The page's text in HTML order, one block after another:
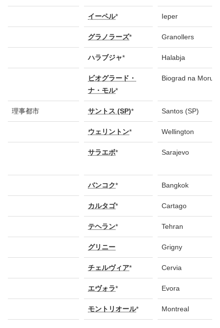
イーペル* Ieper
グラノラーズ* Granollers
ハラブジャ* Halabja
ビオグラード・
ナ・モル*
Biograd na Moru
理事都市 サントス (SP)* Santos (SP)
ウェリントン* Wellington
サラエボ* Sarajevo
バンコク* Bangkok
カルタゴ* Cartago
テヘラン* Tehran
グリニー Grigny
チェルヴィア* Cervia
エヴォラ* Evora
モントリオール* Montreal